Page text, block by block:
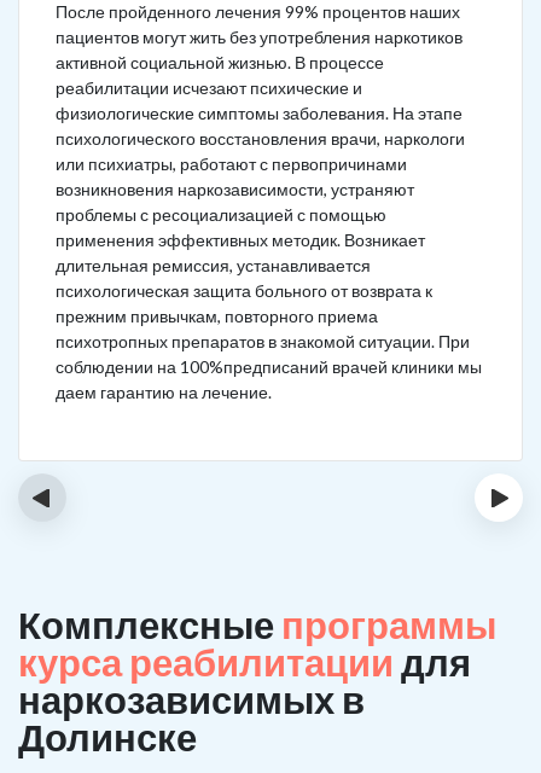
После пройденного лечения 99% процентов наших
пациентов могут жить без употребления наркотиков
активной социальной жизнью. В процессе
реабилитации исчезают психические и
физиологические симптомы заболевания. На этапе
психологического восстановления врачи, наркологи
или психиатры, работают с первопричинами
возникновения наркозависимости, устраняют
проблемы с ресоциализацией с помощью
применения эффективных методик. Возникает
длительная ремиссия, устанавливается
психологическая защита больного от возврата к
прежним привычкам, повторного приема
психотропных препаратов в знакомой ситуации. При
соблюдении на 100%предписаний врачей клиники мы
даем гарантию на лечение.
‹ ›
Комплексные программы
курса реабилитации для
наркозависимых в
Долинске